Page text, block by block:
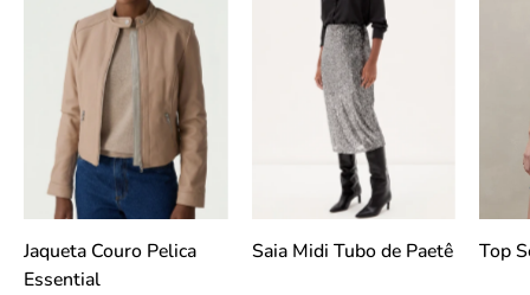
Essential
-
Rosa
Claro
slideshow
Jaqueta Couro Pelica
Essential
Paetê
-
Prata
slideshow
Saia Midi Tubo de Paetê